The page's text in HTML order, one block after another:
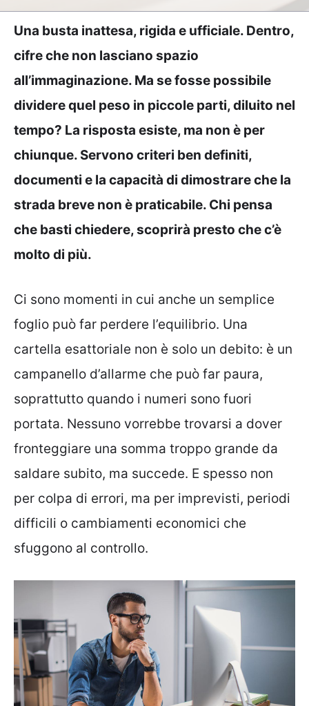
Una busta inattesa, rigida e ufficiale. Dentro,
cifre che non lasciano spazio
all’immaginazione. Ma se fosse possibile
dividere quel peso in piccole parti, diluito nel
tempo? La risposta esiste, ma non è per
chiunque. Servono criteri ben definiti,
documenti e la capacità di dimostrare che la
strada breve non è praticabile. Chi pensa
che basti chiedere, scoprirà presto che c’è
molto di più.
Ci sono momenti in cui anche un semplice
foglio può far perdere l’equilibrio. Una
cartella esattoriale non è solo un debito: è un
campanello d’allarme che può far paura,
soprattutto quando i numeri sono fuori
portata. Nessuno vorrebbe trovarsi a dover
fronteggiare una somma troppo grande da
saldare subito, ma succede. E spesso non
per colpa di errori, ma per imprevisti, periodi
difficili o cambiamenti economici che
sfuggono al controllo.